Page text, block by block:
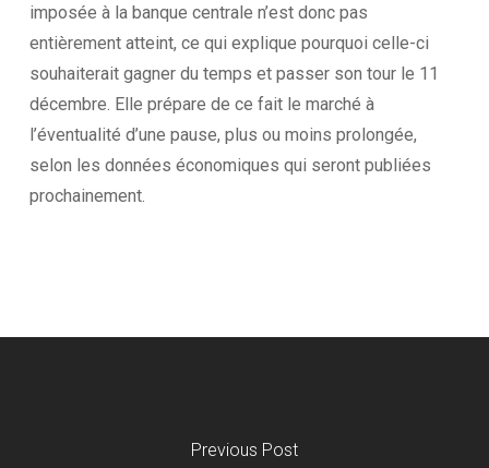
imposée à la banque centrale n’est donc pas
entièrement atteint, ce qui explique pourquoi celle-ci
souhaiterait gagner du temps et passer son tour le 11
décembre. Elle prépare de ce fait le marché à
l’éventualité d’une pause, plus ou moins prolongée,
selon les données économiques qui seront publiées
prochainement.
Previous Post